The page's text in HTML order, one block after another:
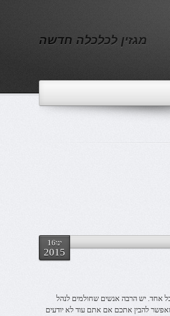
מגזין לכלכלה חדשה
ינו16
2015
אחד. יש הרבה אנשים שחולמים לנהל
להבין אתכם אם אתם עוד לא יודעים